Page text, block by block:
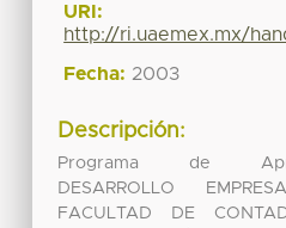
URI:
http://ri.uaemex.mx/
Fecha: 2003
Descripción:
Programa de
DESARROLLO
FACULTAD DE